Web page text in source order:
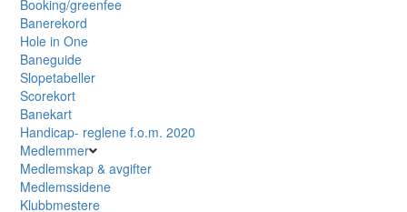
Booking/greenfee
Banerekord
Hole in One
Baneguide
Slopetabeller
Scorekort
Banekart
Handicap- reglene f.o.m. 2020
Medlemmer
Medlemskap & avgifter
Medlemssidene
Klubbmestere